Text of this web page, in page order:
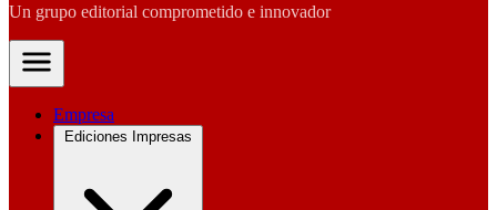
Un grupo editorial comprometido e innovador
Empresa
Ediciones Impresas